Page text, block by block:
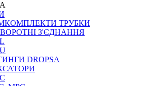
ТРУБКИ
З'ЄДНАННЯ
DROPSA